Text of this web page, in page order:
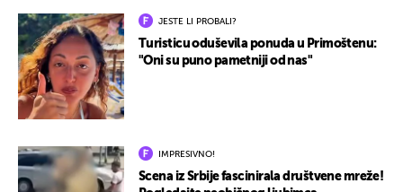
JESTE LI PROBALI?
Turisticu oduševila ponuda u Primoštenu:
"Oni su puno pametniji od nas"
IMPRESIVNO!
Scena iz Srbije fascinirala društvene mreže!